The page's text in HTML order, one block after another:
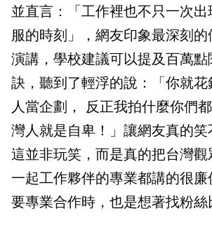
並直言：「工作裡也不只一次出
服的時刻」，網友印象最深刻
演講，學校建議可以提及百萬點
訣，聽到了輕浮的說：「你就
人當企劃， 反正我拍什麼你們
灣人就是自卑！」讓網友真的笑
這並非玩笑，而是真的把台灣觀
一起工作夥伴的專業都講的很廉
要專業合作時，也是想著找粉絲